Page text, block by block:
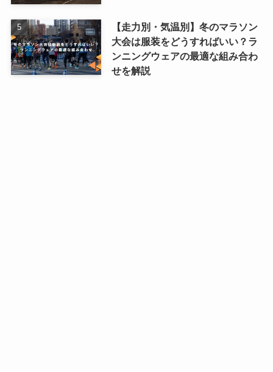
【走力別・気温別】冬のマラソン
大会は服装をどうすればいい？ラ
ンニングウェアの最適な組み合わ
せを解説